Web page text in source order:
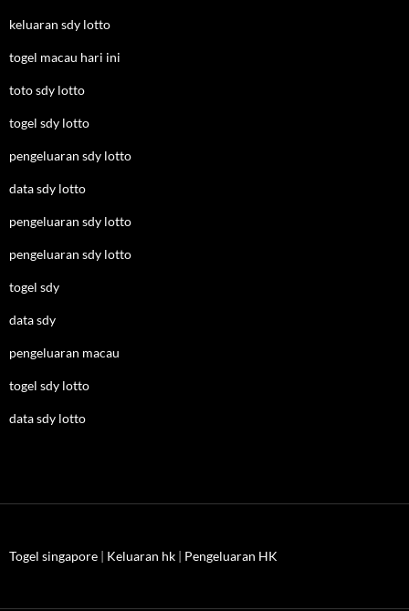
keluaran sdy lotto
togel macau hari ini
toto sdy lotto
togel sdy lotto
pengeluaran sdy lotto
data sdy lotto
pengeluaran sdy lotto
pengeluaran sdy lotto
togel sdy
data sdy
pengeluaran macau
togel sdy lotto
data sdy lotto
Togel singapore | Keluaran hk | Pengeluaran HK